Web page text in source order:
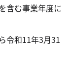
含む事業年度に
令和11年3月31